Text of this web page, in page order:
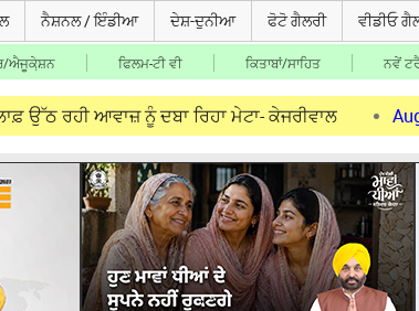
ਨੈਸ਼ਨਲ / ਇੰਡੀਆ ਦੇਸ਼-ਦੁਨੀਆ ਫੋਟੋ ਗੈਲਰੀ ਵੀਡੀਓ
ਐਜੂਕੇ਼ਸ਼ਨ ਫਿਲਮ-ਟੀ ਵੀ ਕਿਤਾਬਾਂ/ਸਾਹਿਤ ਨਵੇਂ
ਨੂੰ ਦਬਾ ਰਿਹਾ ਮੇਟਾ- ਕੇਜਰੀਵਾਲ Aug 06, 2026